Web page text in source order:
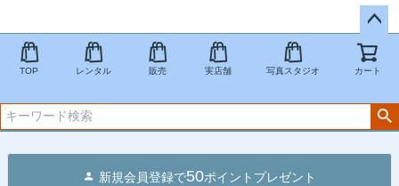
ペー
ジト
TOP レンタル 販売 実店舗 写真スタジオ カート
新規会員登録で50ポイントプレゼント